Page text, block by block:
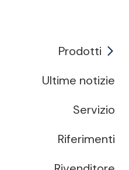
Prodotti
Ultime notizie
Servizio
Riferimenti
con la Sphera?
lotti di uva intera. Per
una pressione
di qualità superiore.
di macerazione?
pressa è dotato di una
manualmente che può
Si consiglia
speciale per
In questo modo
un'opzione che le presse
possono offrire.